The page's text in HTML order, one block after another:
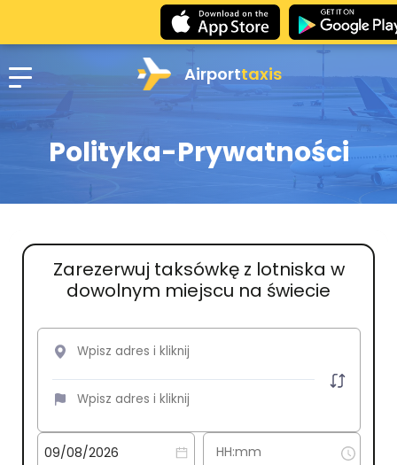
Airporttaxis
Polityka-Prywatności
Zarezerwuj taksówkę z lotniska w
dowolnym miejscu na świecie